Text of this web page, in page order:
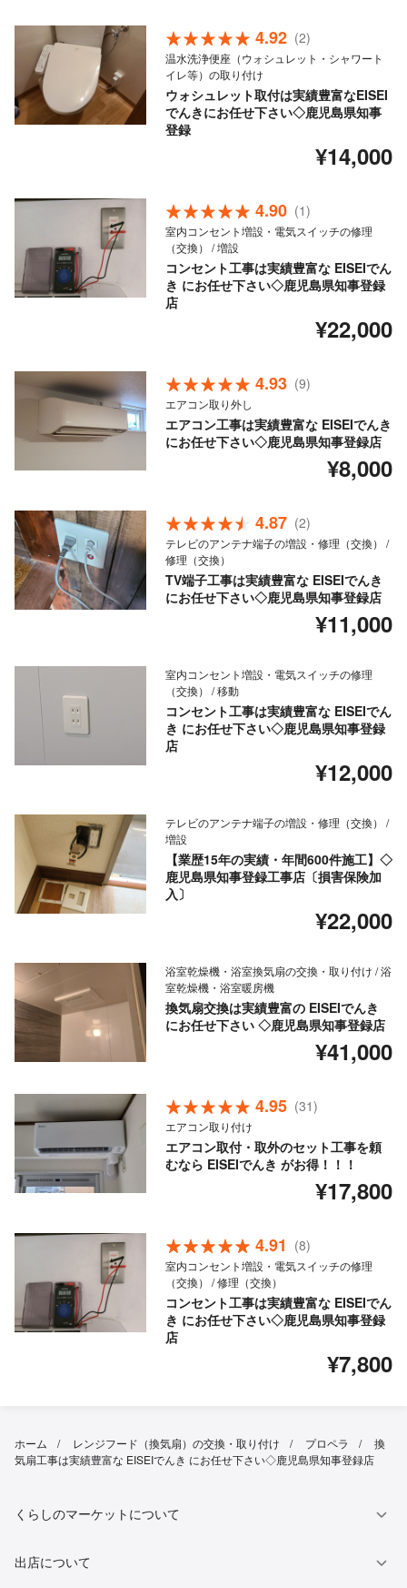
4.92 (2)
温水洗浄便座（ウォシュレット・シャワート
イレ等）の取り付け
ウォシュレット取付は実績豊富なEISEI
でんきにお任せ下さい◇鹿児島県知事
登録
¥14,000
4.90 (1)
室内コンセント増設・電気スイッチの修理
（交換） / 増設
コンセント工事は実績豊富な EISEIでん
き にお任せ下さい◇鹿児島県知事登録
店
¥22,000
4.93 (9)
エアコン取り外し
エアコン工事は実績豊富な EISEIでんき
にお任せ下さい◇鹿児島県知事登録店
¥8,000
4.87 (2)
テレビのアンテナ端子の増設・修理（交換） /
修理（交換）
TV端子工事は実績豊富な EISEIでんき
にお任せ下さい◇鹿児島県知事登録店
¥11,000
室内コンセント増設・電気スイッチの修理
（交換） / 移動
コンセント工事は実績豊富な EISEIでん
き にお任せ下さい◇鹿児島県知事登録
店
¥12,000
テレビのアンテナ端子の増設・修理（交換） /
増設
【業歴15年の実績・年間600件施工】◇
鹿児島県知事登録工事店〔損害保険加
入〕
¥22,000
浴室乾燥機・浴室換気扇の交換・取り付け / 浴
室乾燥機・浴室暖房機
換気扇交換は実績豊富の EISEIでんき
にお任せ下さい ◇鹿児島県知事登録店
¥41,000
4.95 (31)
エアコン取り付け
エアコン取付・取外のセット工事を頼
むなら EISEIでんき がお得！！！
¥17,800
4.91 (8)
室内コンセント増設・電気スイッチの修理
（交換） / 修理（交換）
コンセント工事は実績豊富な EISEIでん
き にお任せ下さい◇鹿児島県知事登録
店
¥7,800
ホーム レンジフード（換気扇）の交換・取り付け プロペラ
換
気扇工事は実績豊富な EISEIでんき にお任せ下さい◇鹿児島県知事登録店
くらしのマーケットについて
出店について